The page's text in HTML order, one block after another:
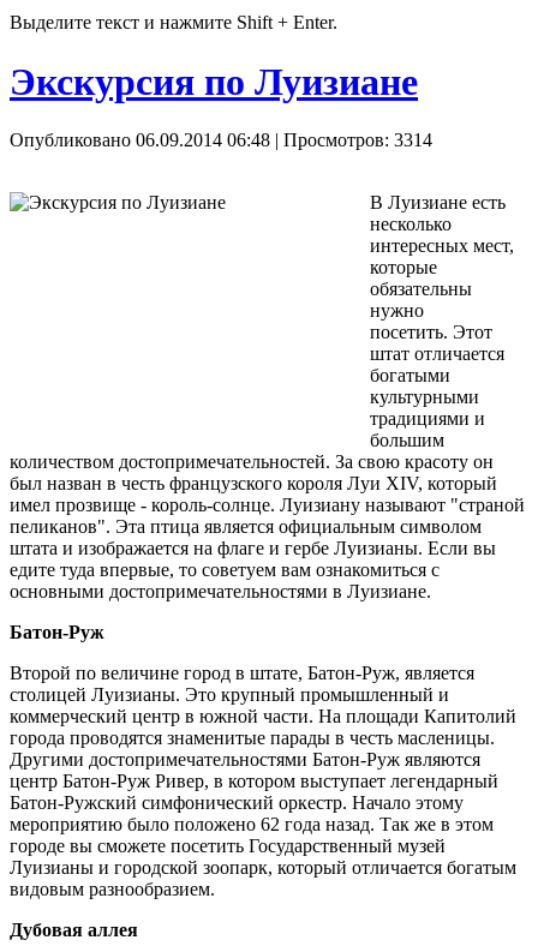
Выделите текст и нажмите Shift + Enter.
Экскурсия по Луизиане
Опубликовано 06.09.2014 06:48 | Просмотров: 3314
В Луизиане есть
несколько
интересных мест,
которые
обязательны
нужно
посетить. Этот
штат отличается
богатыми
культурными
традициями и
большим
количеством достопримечательностей. За свою красоту он
был назван в честь французского короля Луи XIV, который
имел прозвище - король-солнце. Луизиану называют "страной
пеликанов". Эта птица является официальным символом
штата и изображается на флаге и гербе Луизианы. Если вы
едите туда впервые, то советуем вам ознакомиться с
основными достопримечательностями в Луизиане.
Батон-Руж
Второй по величине город в штате, Батон-Руж, является
столицей Луизианы. Это крупный промышленный и
коммерческий центр в южной части. На площади Капитолий
города проводятся знаменитые парады в честь масленицы.
Другими достопримечательностями Батон-Руж являются
центр Батон-Руж Ривер, в котором выступает легендарный
Батон-Ружский симфонический оркестр. Начало этому
мероприятию было положено 62 года назад. Так же в этом
городе вы сможете посетить Государственный музей
Луизианы и городской зоопарк, который отличается богатым
видовым разнообразием.
Дубовая аллея